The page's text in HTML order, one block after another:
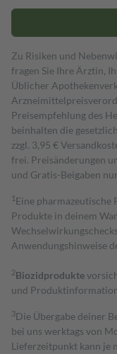
Zu Risiken und
fragen Sie Ihre Ärztin,
Üblicher
Preisempfehlung des
beinhalten die
zzgl. 3,95 €
frei. Preisänderungen
und Gratis-Beigaben
1 Eine
Produkte in deinem
Anwendungshinweise
2Biozidprodukte
und
3Die Übergabe deiner
bei uns werktags von
Lieferzeitpunkt kann je